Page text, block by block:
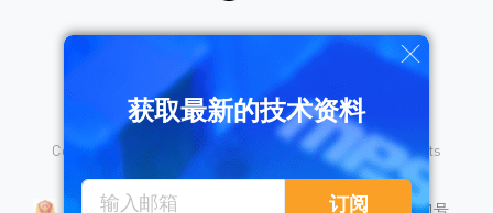
需要帮助？
Copyright © 2026 Monolithic Power Systems, Inc. All rights
沪公网安备 31010402008155号
获取最新的技术资料
订阅